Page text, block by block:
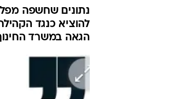
נתונים שחשפה
להוציא כנגד
הגאה במשרד